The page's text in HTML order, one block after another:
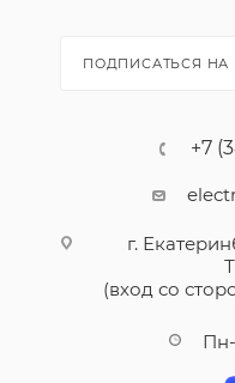
ПОДПИСАТЬСЯ НА
+7
г.
(вход со